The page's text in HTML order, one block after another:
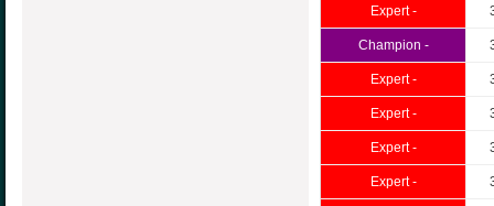
Expert -
Champion -
Expert -
Expert -
Expert -
Expert -